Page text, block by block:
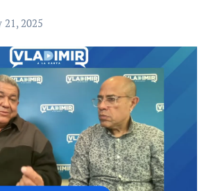
21, 2025